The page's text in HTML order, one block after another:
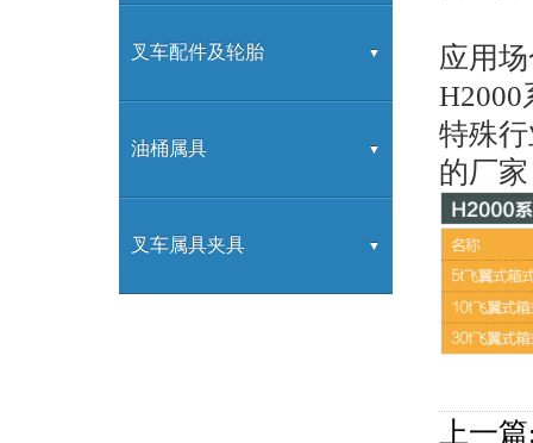
防爆叉车
叉车配件及轮胎
叉车配件
油桶属具
叉车属具
叉车属具夹具
应用
特殊
的厂
上一